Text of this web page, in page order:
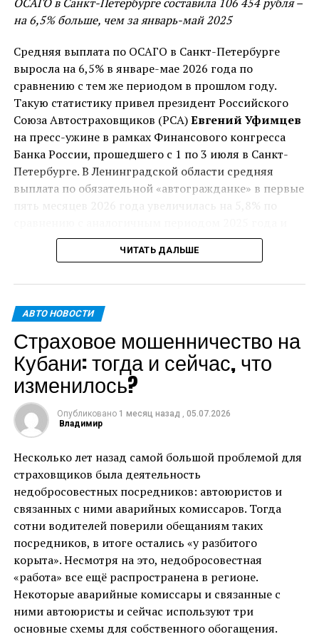
цене и легкости в техническом обслуживании.
К современным моделям ВАЗ относятся такие
автомобили, как "ЛАДА-КАЛИНА", "ЛАДА-ПРИОРА", а
также самая последняя разработка завода -
автомобиль"ЭЛЛАДА", который имеет электрический
двигатель и достаточно большой пробег без
подзарядки. Автомобили ВАЗ остаются довольно
популярными среди населения, благодаря
постоянному усовершенствованию и доступной
цене!
Грузоперевозка из Финляндии
на 6,5% больше, чем за январь-май 2025
Средняя выплата по ОСАГО в Санкт-Петербурге
выросла на 6,5% в январе-мае 2026 года по
сравнению с тем же периодом в прошлом году.
Такую статистику привел президент Российского
Союза Автостраховщиков (РСА)Евгений Уфимцев
на пресс-ужине в рамках Финансового конгресса
Банка России, прошедшего с 1 по 3 июля в Санкт-
Петербурге. В Ленинградской области средняя
выплата по обязательной «автогражданке» в первые
достигла 109 365 рублей.
мае 2026 года, то в Санкт-Петербурге она составила
9 690 рублей (на 0,1% ниже за аналогичный период
в прошлом году), а в Ленинградской области – 7 310
рублей, что на 3,5% ниже, чем в целом по России.
Как сообщил Евгений Уфимцев, средняя выплата по
обязательной «автогражданке» постоянно растет, а
вот рост средней стоимости полиса страховщики
стараются держать на прежнем уровне.
что средняя выплата по ОСАГО продолжает свой рост
уже не первый год. Несомненно, она оказывает
давление и на среднюю премию, однако долгое
время страховщикам удавалось её сдерживать,
благодаря добросовестной конкуренции на рынке за
аккуратных водителей. По итогам пяти месяцев 2026
года средняя премия по ОСАГО выросла на 3,9% -
менее чем на 300 руб. в сравнении с тем же периодом
за 2025 год. Однако, если мы посмотрим на более
долгосрочную перспективу, то сейчас средняя премия
по ОСАГО ниже, чем за пять месяцев 2023 года –
тогда она составляла 7 710 рублей. При этом средняя
выплата по ОСАГО за эти три года показала рост на
ЧИТАТЬ ДАЛЬШЕ
АВТО НОВОСТИ
Страховое мошенничество на
Кубани: тогда и сейчас, что
изменилось?
Опубликовано 1 месяц назад , 05.07.2026
Владимир
Несколько лет назад самой большой проблемой для
страховщиков была деятельность
недобросовестных посредников: автоюристов и
связанных с ними аварийных комиссаров. Тогда
сотни водителей поверили обещаниям таких
посредников, в итоге остались «у разбитого
корыта». Несмотря на это, недобросовестная
«работа» все ещё распространена в регионе.
Некоторые аварийные комиссары и связанные с
ними автоюристы и сейчас используют три
основные схемы для собственного обогащения.